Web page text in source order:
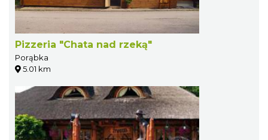
Pizzeria "Chata nad rzeką"
Porąbka
5.01 km